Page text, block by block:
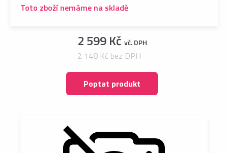
Toto zboží nemáme na skladě
2 599 Kč vč. DPH
2 148 Kč bez DPH
Poptat produkt